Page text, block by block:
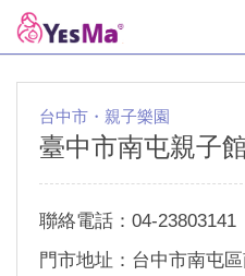
台中市・親子樂園
臺中市南屯親子
聯絡電話：04-23803141
門市地址：台中市南屯